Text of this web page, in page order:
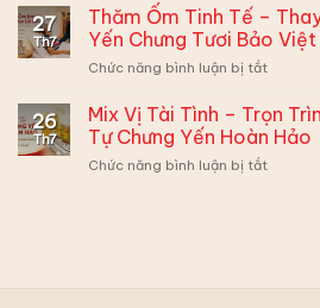
Cùng
Hộp
Yến
Bảo
Việt
Đừng
Muộn
Phiền,
Có
Cách
Biến
Siêu
Mí
Công
Thức
Yến
Chưng
Ái”
27
Th7
Thăm Ốm Tinh Tế –
Yến Chưng Tươi Bảo Việt
Chức năng bình luận bị tắtở
Ốm
Tinh
Tế
–
26
Th7
Mix Vị Tài Tình – Trọn
Tự Chưng Yến Hoàn Hảo
Chức năng bình luận bị tắtở